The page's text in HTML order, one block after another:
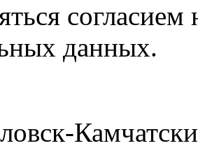
данных.